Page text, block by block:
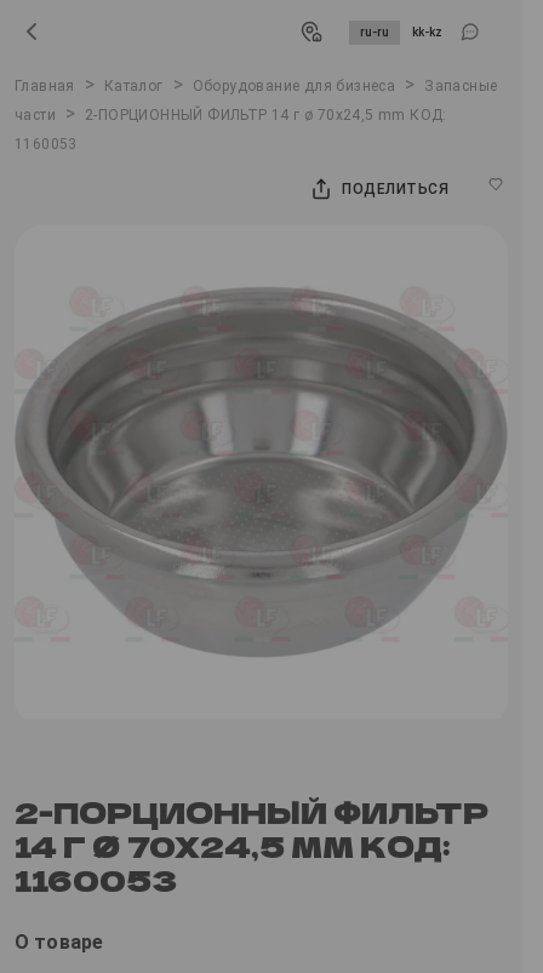
ru-ru kk-kz
Главная > Каталог > Оборудование для бизнеса >
Запасные
части
>
2-ПОРЦИОННЫЙ ФИЛЬТР 14 г ø 70x24,5 mm КОД:
1160053
ПОДЕЛИТЬСЯ
2-ПОРЦИОННЫЙ ФИЛЬТР
14 Г Ø 70X24,5 MM КОД:
1160053
О товаре